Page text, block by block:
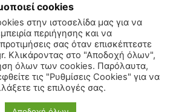
Πολιτική Διεθνή Κοινωνία
Αφιερώματα
cookies
στην ιστοσελίδα μας για να
περιήγησης και να
σας όταν επισκέπτεστε
Κλικάροντας στο "Αποδοχή όλων",
όλων των cookies. Παρόλαυτα,
τις "Ρυθμίσεις Cookies" για να
τις επιλογές σας.